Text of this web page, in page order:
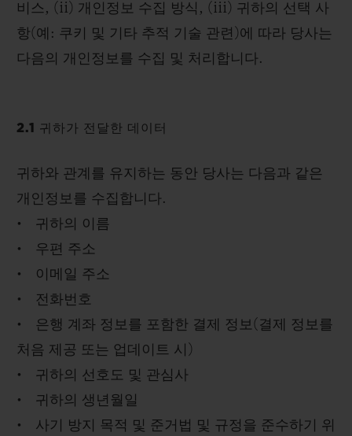
비스, (ii) 개인정보 수집 방식, (iii) 귀하의 선택 사
항(예: 쿠키 및 기타 추적 기술 관련)에 따라 당사는
다음의 개인정보를 수집 및 처리합니다.
2.1 귀하가 전달한 데이터
귀하와 관계를 유지하는 동안 당사는 다음과 같은
개인정보를 수집합니다.
• 귀하의 이름
• 우편 주소
• 이메일 주소
• 전화번호
• 은행 계좌 정보를 포함한 결제 정보(결제 정보를
처음 제공 또는 업데이트 시)
• 귀하의 선호도 및 관심사
• 귀하의 생년월일
• 사기 방지 목적 및 준거법 및 규정을 준수하기 위